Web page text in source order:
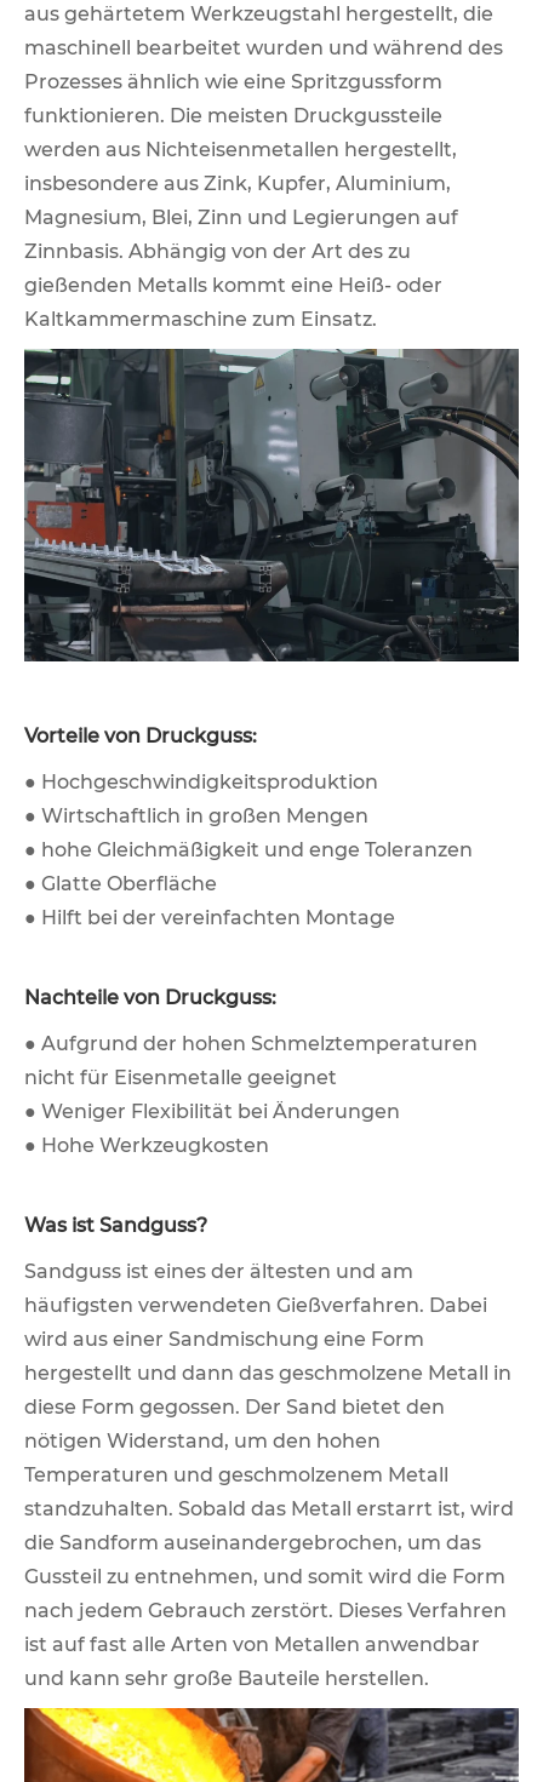
aus gehärtetem Werkzeugstahl hergestellt, die
maschinell bearbeitet wurden und während des
Prozesses ähnlich wie eine Spritzgussform
funktionieren. Die meisten Druckgussteile
werden aus Nichteisenmetallen hergestellt,
insbesondere aus Zink, Kupfer, Aluminium,
Magnesium, Blei, Zinn und Legierungen auf
Zinnbasis. Abhängig von der Art des zu
gießenden Metalls kommt eine Heiß- oder
Kaltkammermaschine zum Einsatz.
Vorteile von Druckguss:
● Hochgeschwindigkeitsproduktion
● Wirtschaftlich in großen Mengen
● hohe Gleichmäßigkeit und enge Toleranzen
● Glatte Oberfläche
● Hilft bei der vereinfachten Montage
Nachteile von Druckguss:
● Aufgrund der hohen Schmelztemperaturen
nicht für Eisenmetalle geeignet
● Weniger Flexibilität bei Änderungen
● Hohe Werkzeugkosten
Was ist Sandguss?
Sandguss ist eines der ältesten und am
häufigsten verwendeten Gießverfahren. Dabei
wird aus einer Sandmischung eine Form
hergestellt und dann das geschmolzene Metall in
diese Form gegossen. Der Sand bietet den
nötigen Widerstand, um den hohen
Temperaturen und geschmolzenem Metall
standzuhalten. Sobald das Metall erstarrt ist, wird
die Sandform auseinandergebrochen, um das
Gussteil zu entnehmen, und somit wird die Form
nach jedem Gebrauch zerstört. Dieses Verfahren
ist auf fast alle Arten von Metallen anwendbar
und kann sehr große Bauteile herstellen.